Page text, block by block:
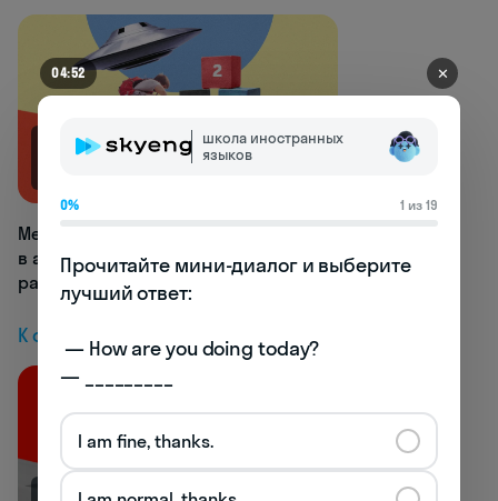
Мечтаете запомнить порядок слов
в английском? Подсказываем два
работающих способа
К следующей статье
04:52 ✕
школа иностранных
языков
0% 1 из 19
Прочитайте мини-диалог и выберите
лучший ответ:
— _________
I am fine, thanks.